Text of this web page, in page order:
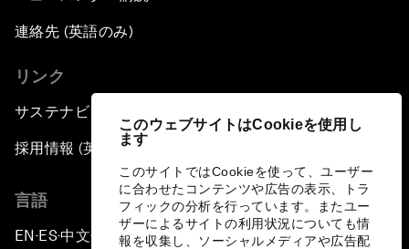
このウェブサイトはCookieを使用し
ます
このサイトではCookieを使って、ユーザー
に合わせたコンテンツや広告の表示、トラ
フィックの分析を行っています。またユー
ザーによるサイトの利用状況についても情
報を収集し、ソーシャルメディアや広告配
連絡先 (英語のみ)
リンク
サステナビリティへの取り組み
採用情報 (英語のみ)
言語
EN ▪ES▪中文▪ 日本語